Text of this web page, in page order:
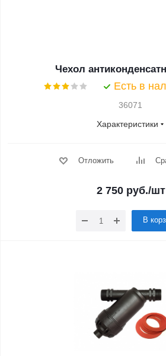
Чехол
Есть в
36071
Характеристики
Отложить
2 750руб./шт
В